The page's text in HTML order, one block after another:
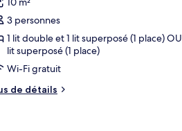
:
3 personnes
1 lit double et 1 lit superposé (1 place)
lit superposé (1 place)
Wi-Fi gratuit
de détails